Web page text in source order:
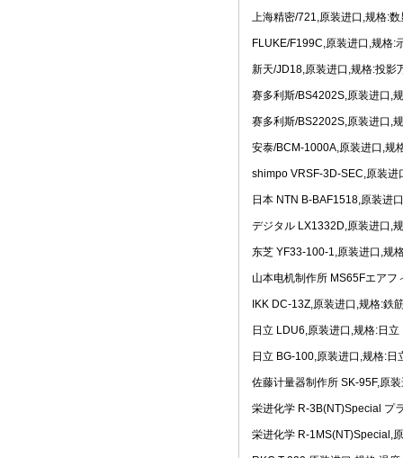
上海精密/721,原装进口,规格:
FLUKE/F199C,原装进口,规格:
新天/JD18,原装进口,规格:投影
赛多利斯/BS4202S,原装进口,
赛多利斯/BS2202S,原装进口,
安泰/BCM-1000A,原装进口,规
shimpo VRSF-3D-SEC,原装进
日本 NTN B-BAF1518,原装进
デジタル LX1332D,原装进口,
东芝 YF33-100-1,原装进口,规
山本电机制作所 MS65Fエア
IKK DC-13Z,原装进口,规格:鉄
日立 LDU6,原装进口,规格:
日立 BG-100,原装进口,规格:
佐藤计量器制作所 SK-95F,原
栄进化学 R-3B(NT)Special プ
栄进化学 R-1MS(NT)Special,